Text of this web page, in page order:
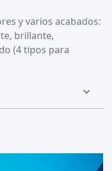
y varios acabados:
brillante,
(4 tipos para